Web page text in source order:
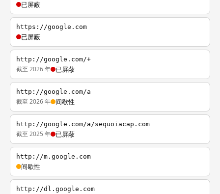
已屏蔽
https://google.com
已屏蔽
http://google.com/+
截至 2026 年 已屏蔽
http://google.com/a
截至 2026 年 间歇性
http://google.com/a/sequoiacap.com
截至 2025 年 已屏蔽
http://m.google.com
间歇性
http://dl.google.com